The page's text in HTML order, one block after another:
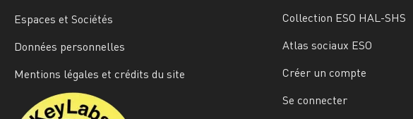
Espaces et Sociétés
Données personnelles
Mentions légales et crédits du site
Collection ESO HAL-SHS
Atlas sociaux ESO
Créer un compte
Se connecter